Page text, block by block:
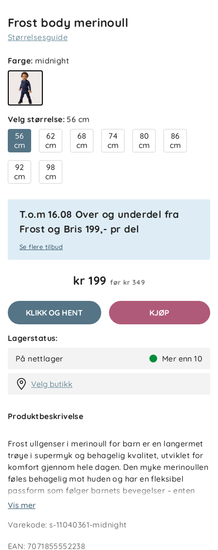
Frost body merinoull
Størrelsesguide
Farge: midnight
Velg størrelse: 56 cm
56
cm
62
cm
68
cm
74
cm
80
cm
86
cm
92
cm
98
cm
T.o.m 16.08 Over og underdel fra
Frost og Bris 199,- pr del
Se flere tilbud
kr 199 før kr 349
KLIKK OG HENT KJØP
Lagerstatus:
På nettlager Mer enn 10
Velg butikk
Produktbeskrivelse
Frost ullgenser i merinoull for barn er en langermet
trøye i supermyk og behagelig kvalitet, utviklet for
komfort gjennom hele dagen. Den myke merinoullen
føles behagelig mot huden og har en fleksibel
passform som følger barnets bevegelser – enten
dagen fylles med aktiv lek eller roligere øyeblikk.
Merinoullens naturlige temperaturregulerende
Vis mer
Varekode:s-11040361-midnight
EAN: 7071855552238